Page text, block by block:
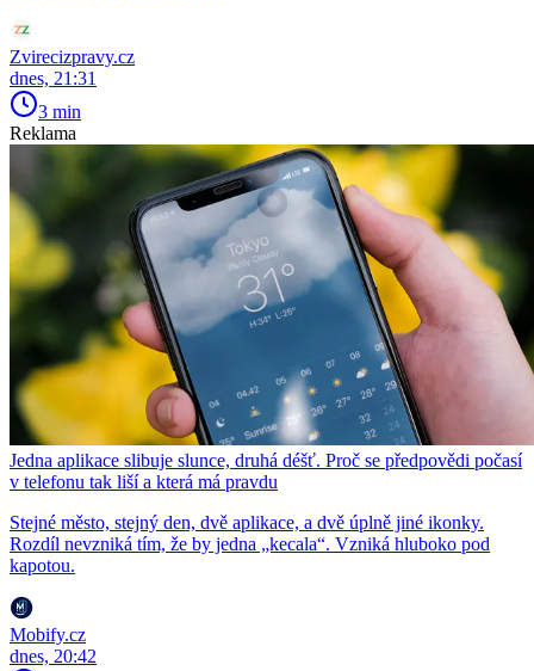
Zvirecizpravy.cz
dnes, 21:31
3 min
Reklama
Jedna aplikace slibuje slunce, druhá déšť. Proč se předpovědi počasí
v telefonu tak liší a která má pravdu
Stejné město, stejný den, dvě aplikace, a dvě úplně jiné ikonky.
Rozdíl nevzniká tím, že by jedna „kecala“. Vzniká hluboko pod
kapotou.
Mobify.cz
dnes, 20:42